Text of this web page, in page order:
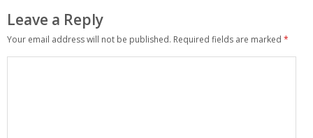
Leave a Reply
Your email address will not be published. Required fields are marked *